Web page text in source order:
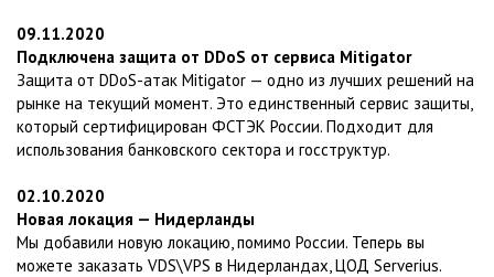
09.11.2020
Подключена защита от DDoS от сервиса Mitigator
Защита от DDoS-атак Mitigator — одно из лучших решений на
рынке на текущий момент. Это единственный сервис защиты,
который сертифицирован ФСТЭК России. Подходит для
использования банковского сектора и госструктур.
02.10.2020
Новая локация — Нидерланды
Мы добавили новую локацию, помимо России. Теперь вы
можете заказать VDS\VPS в Нидерландах, ЦОД Serverius.